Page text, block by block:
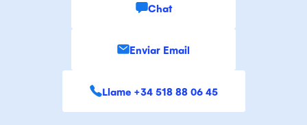
Chat
Enviar Email
Llame +34 518 88 06 45